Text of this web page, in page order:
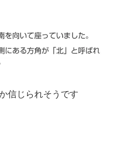
信じられそうです